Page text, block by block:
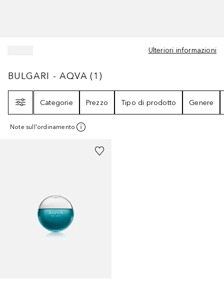
Ulteriori informazioni
BULGARI - AQVA 1
BULGARI - AQVA (1 )
Categorie
Prezzo Tipo di prodotto Genere
Note sull'ordinamento